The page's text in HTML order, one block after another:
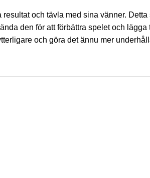
och tävla med sina vänner.
den för att förbättra spelet och
och göra det ännu mer